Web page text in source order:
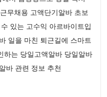
무채용 고액단기알바 초보
있는 고수익 아르바이트입
일을 마친 퇴근길에 스마트
하는 당일고액알바 당일알바
바 관련 정보 추천